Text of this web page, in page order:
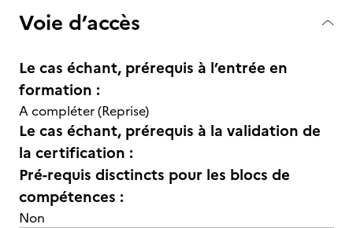
Voie d’accès
Le cas échant, prérequis à l’entrée en
formation :
A compléter (Reprise)
Le cas échant, prérequis à la validation de
la certification :
Pré-requis disctincts pour les blocs de
compétences :
Non